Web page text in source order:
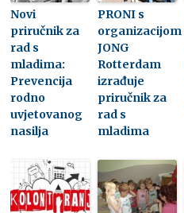
Novi
priručnik za
rad s
mladima:
Prevencija
rodno
uvjetovanog
nasilja
PRONI s
organizacijom
JONG
Rotterdam
izrađuje
priručnik za
rad s
mladima